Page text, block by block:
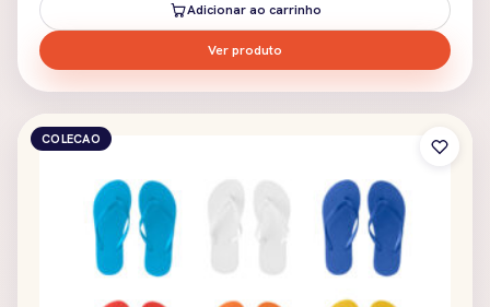
Adicionar ao carrinho
Ver produto
COLECAO